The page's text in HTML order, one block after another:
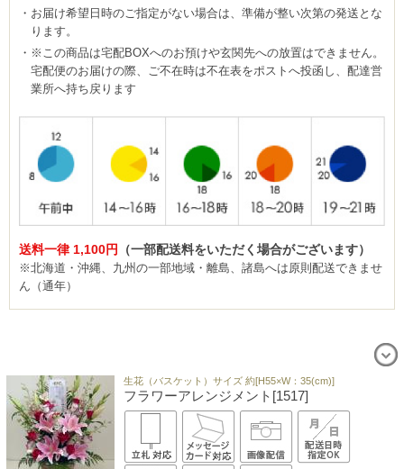
お届け希望日時のご指定がない場合は、準備が整い次第の発送とな
ります。
※この商品は宅配BOXへのお預けや玄関先への放置はできません。
宅配便のお届けの際、ご不在時は不在表をポストへ投函し、配達営
業所へ持ち戻ります
送料一律 1,100円 （一部配送料をいただく場合がございます）
※北海道・沖縄、九州の一部地域・離島、諸島へは原則配送できませ
ん（通年）
生花（バスケット）サイズ 約[H55×W：35(cm)]
フラワーアレンジメント[1517]